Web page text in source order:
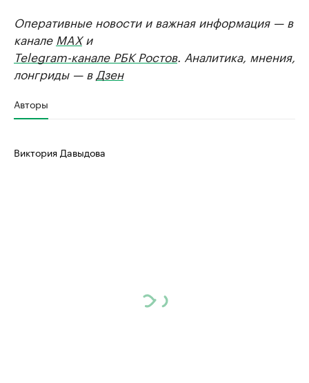
Оперативные новости и важная информация — в
канале MAXи
Telegram-канале РБК Ростов. Аналитика, мнения,
лонгриды — в Дзен
Авторы
Виктория Давыдова